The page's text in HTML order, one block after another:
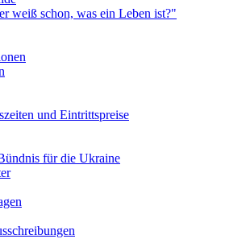
weiß schon, was ein Leben ist?"
und Eintrittspreise
für die Ukraine